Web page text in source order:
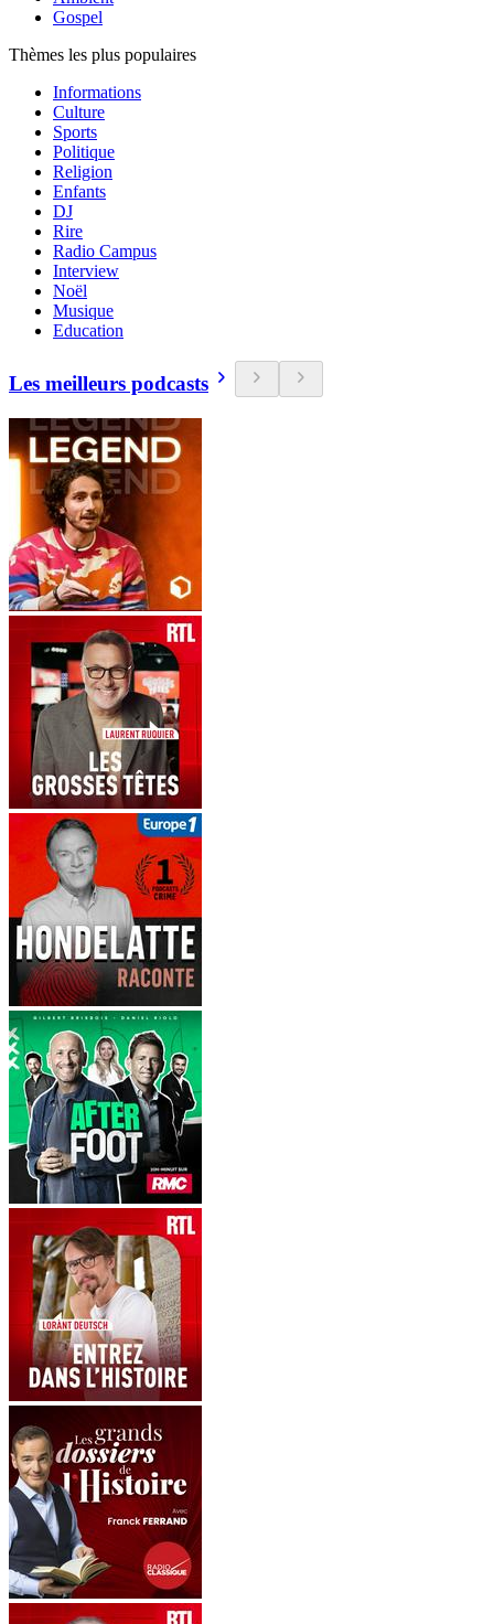
Gospel
Thèmes les plus populaires
Informations
Culture
Sports
Politique
Religion
Enfants
DJ
Rire
Radio Campus
Interview
Noël
Musique
Education
Les meilleurs podcasts